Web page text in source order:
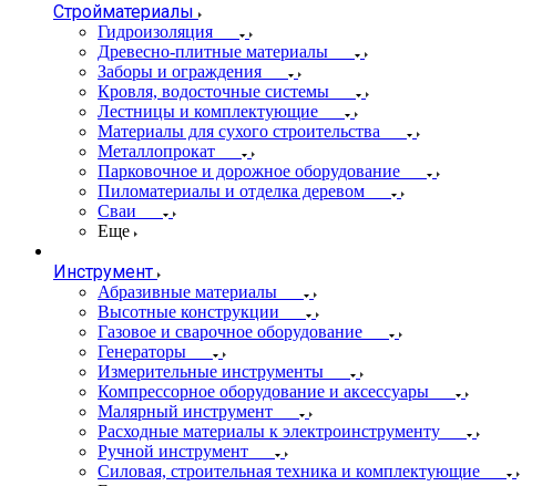
Стройматериалы
Гидроизоляция
Древесно-плитные материалы
Заборы и ограждения
Кровля, водосточные системы
Лестницы и комплектующие
Материалы для сухого строительства
Металлопрокат
Парковочное и дорожное оборудование
Пиломатериалы и отделка деревом
Сваи
Еще
Инструмент
Абразивные материалы
Высотные конструкции
Газовое и сварочное оборудование
Генераторы
Измерительные инструменты
Компрессорное оборудование и аксессуары
Малярный инструмент
Расходные материалы к электроинструменту
Ручной инструмент
Силовая, строительная техника и комплектующие